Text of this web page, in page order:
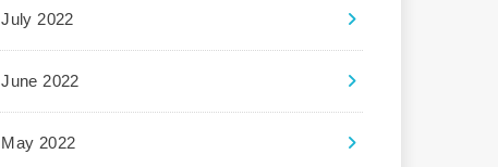
July 2022
June 2022
May 2022